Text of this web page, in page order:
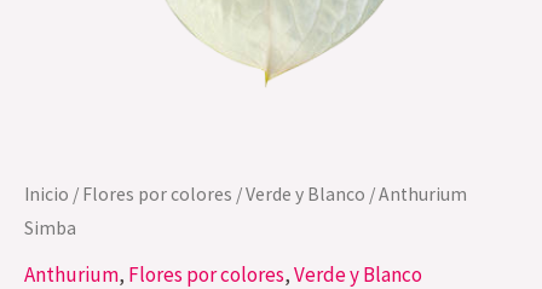
Inicio / Flores por colores /Verde y Blanco / Anthurium
Simba
Anthurium, Flores por colores,Verde y Blanco